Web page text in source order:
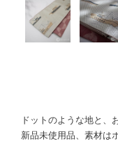
ドットのような地と、
新品未使用品、素材は